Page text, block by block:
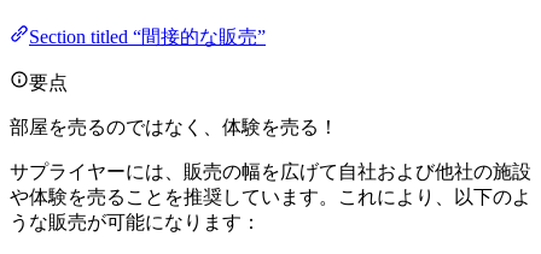
Section titled “間接的な販売”
要点
部屋を売るのではなく、体験を売る！
サプライヤーには、販売の幅を広げて自社および他社の施設
や体験を売ることを推奨しています。これにより、以下のよ
うな販売が可能になります：